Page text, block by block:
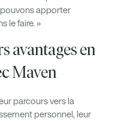
pouvons apporter
le faire. »
avantages en
Maven
parcours vers la
personnel, leur